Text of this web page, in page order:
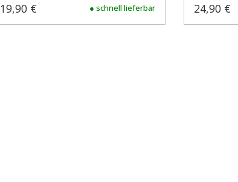
Regulärer Preis:
19,90 € ● schnell lieferbar 24,90 €